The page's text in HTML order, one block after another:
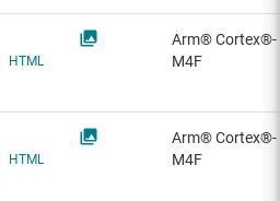
HTML
Arm® Cortex®-
M4F
HTML
Arm® Cortex®-
M4F